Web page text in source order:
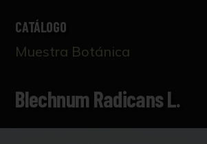
CATÁLOGO
Muestra Botánica
Blechnum Radicans L.